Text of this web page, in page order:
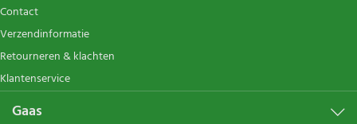
Contact
Verzendinformatie
Retourneren & klachten
Klantenservice
Gaas